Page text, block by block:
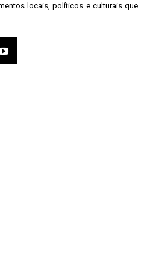
locais, políticos e culturais que